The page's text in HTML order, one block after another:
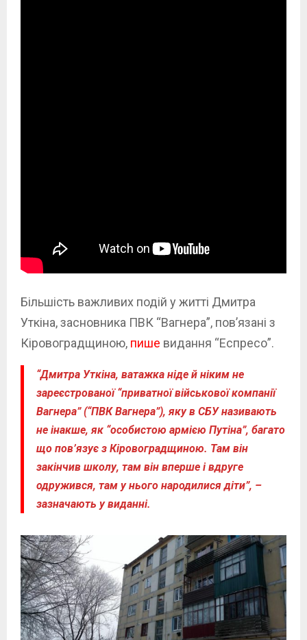
Більшість важливих подій у житті Дмитра
Уткіна, засновника ПВК “Вагнера”, пов’язані з
Кіровоградщиною, пише видання “Еспресо”.
“Дмитра Уткіна, ватажка ніде й ніким не
зареєстрованої “приватної військової компанії
Вагнера” (“ПВК Вагнера”), яку в СБУ називають
не інакше, як “особистою армією Путіна”, багато
що пов’язує з Кіровоградщиною. Там він
закінчив школу, там він вперше і вдруге
одружився, там у нього народилися діти”, –
зазначають у виданні.